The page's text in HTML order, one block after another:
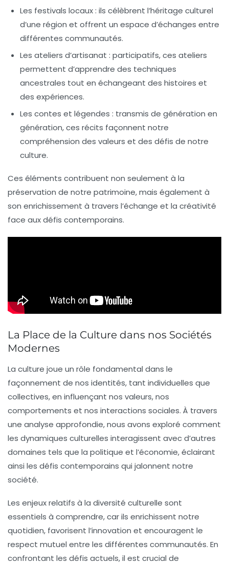
Les festivals locaux: ils célèbrent l’héritage culturel
d’une région et offrent un espace d’échanges entre
différentes communautés.
Les ateliers d’artisanat : participatifs, ces ateliers
permettent d’apprendre des techniques
ancestrales tout en échangeant des histoires et
des expériences.
Les contes et légendes : transmis de génération en
génération, ces récits façonnent notre
compréhension des valeurs et des défis de notre
culture.
Ces éléments contribuent non seulement à la
préservation de notre patrimoine, mais également à
son enrichissement à travers l’échange et la créativité
face aux défis contemporains.
La Place de la Culture dans nos Sociétés
Modernes
La culture joue un rôle fondamental dans le
façonnement de nos identités, tant individuelles que
collectives, en influençant nos valeurs, nos
comportements et nos interactions sociales. À travers
une analyse approfondie, nous avons exploré comment
les dynamiques culturelles interagissent avec d’autres
domaines tels que la politique et l’économie, éclairant
ainsi les défis contemporains qui jalonnent notre
société.
Les enjeux relatifs à la diversité culturelle sont
essentiels à comprendre, car ils enrichissent notre
quotidien, favorisent l’innovation et encouragent le
respect mutuel entre les différentes communautés. En
confrontant les défis actuels, il est crucial de